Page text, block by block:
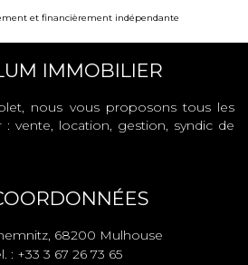
et financièrement indépendante
IMMOBILIER
nous vous proposons tous les
vente, location, gestion, syndic de
68200 Mulhouse
: +33 3 67 26 73 65